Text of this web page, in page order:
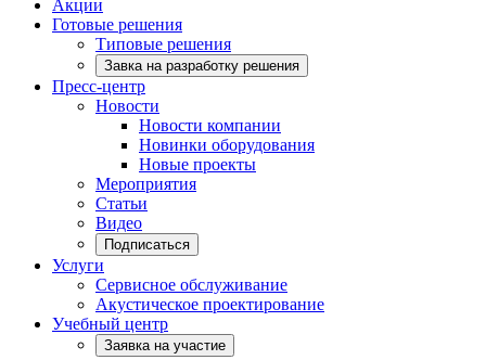
Акции
Готовые решения
Типовые решения
Завка на разработку решения
Пресс-центр
Новости
Новости компании
Новинки оборудования
Новые проекты
Мероприятия
Статьи
Видео
Подписаться
Услуги
Сервисное обслуживание
Акустическое проектирование
Учебный центр
Заявка на участие